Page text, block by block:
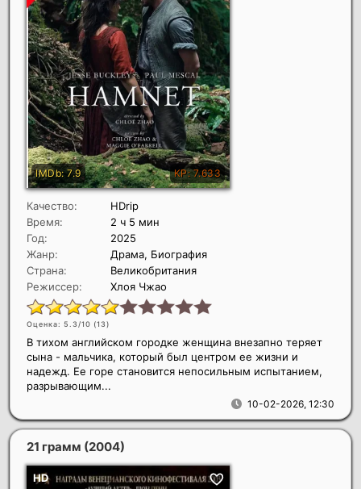
Качество:
HDrip
Время:
2 ч 5 мин
Год:
2025
Жанр:
Драма, Биография
Страна:
Великобритания
Режиссер:
Хлоя Чжао
Оценка: 5.3/10 (13)
10-02-2026, 12:30
В тихом английском городке женщина внезапно теряет
сына - мальчика, который был центром ее жизни и
надежд. Ее горе становится непосильным испытанием,
разрывающим...
21 грамм (2004)